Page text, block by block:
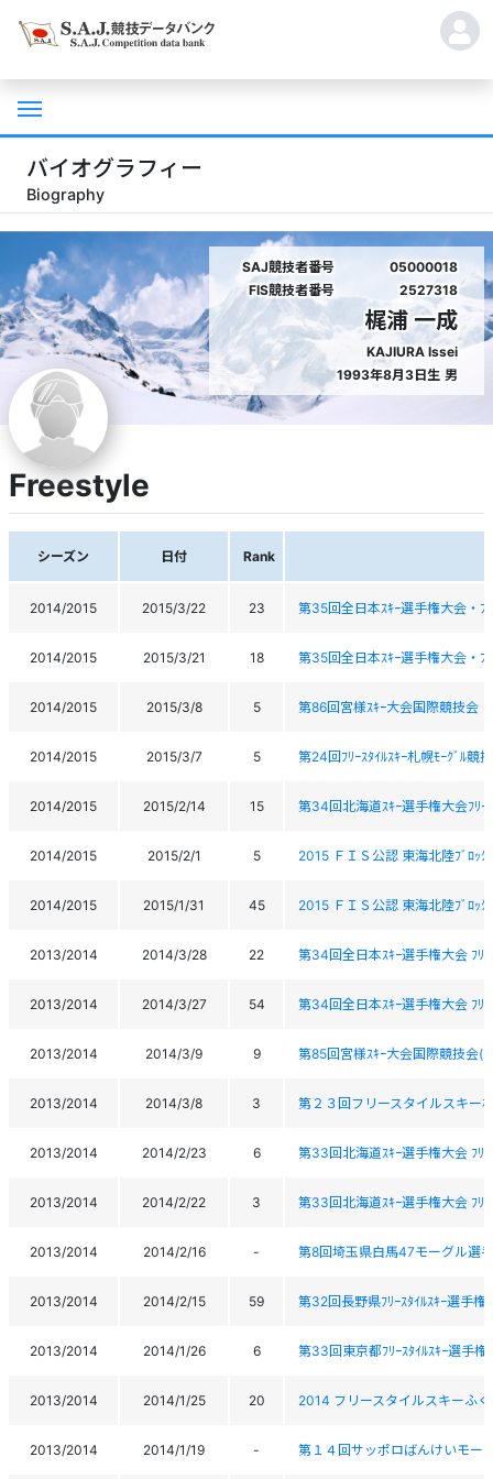
バイオグラフィー
Biography
SAJ競技者番号
05000018
FIS競技者番号
2527318
梶浦 一成
KAJIURA Issei
1993年8月3日生 男
Freestyle
シーズン 日付 Rank
2014/2015 2015/3/22 23 第35回全日本ｽｷｰ選手権大会・ﾌﾘ
2014/2015 2015/3/21 18 第35回全日本ｽｷｰ選手権大会・ﾌﾘ
2014/2015 2015/3/8 5 第86回宮様ｽｷｰ大会国際競技会
2014/2015 2015/3/7 5 第24回ﾌﾘｰｽﾀｲﾙｽｷｰ札幌ﾓｰｸﾞﾙ競
2014/2015 2015/2/14 15 第34回北海道ｽｷｰ選手権大会ﾌﾘｰ
2014/2015 2015/2/1 5 2015 ＦＩＳ公認 東海北陸ﾌﾞﾛｯｸ
2014/2015 2015/1/31 45 2015 ＦＩＳ公認 東海北陸ﾌﾞﾛｯｸ
2013/2014 2014/3/28 22 第34回全日本ｽｷｰ選手権大会 ﾌﾘｰ
2013/2014 2014/3/27 54 第34回全日本ｽｷｰ選手権大会 ﾌﾘｰ
2013/2014 2014/3/9 9 第85回宮様ｽｷｰ大会国際競技会(ﾌ
2013/2014 2014/3/8 3 第２３回フリースタイルスキー
2013/2014 2014/2/23 6 第33回北海道ｽｷｰ選手権大会 ﾌﾘｰ
2013/2014 2014/2/22 3 第33回北海道ｽｷｰ選手権大会 ﾌﾘｰ
2013/2014 2014/2/16 - 第8回埼玉県白馬47モーグル選
2013/2014 2014/2/15 59 第32回長野県ﾌﾘｰｽﾀｲﾙｽｷｰ選手権
2013/2014 2014/1/26 6 第33回東京都ﾌﾘｰｽﾀｲﾙｽｷｰ選手権
2013/2014 2014/1/25 20 2014 フリースタイルスキーふ
2013/2014 2014/1/19 - 第１４回サッポロばんけいモー